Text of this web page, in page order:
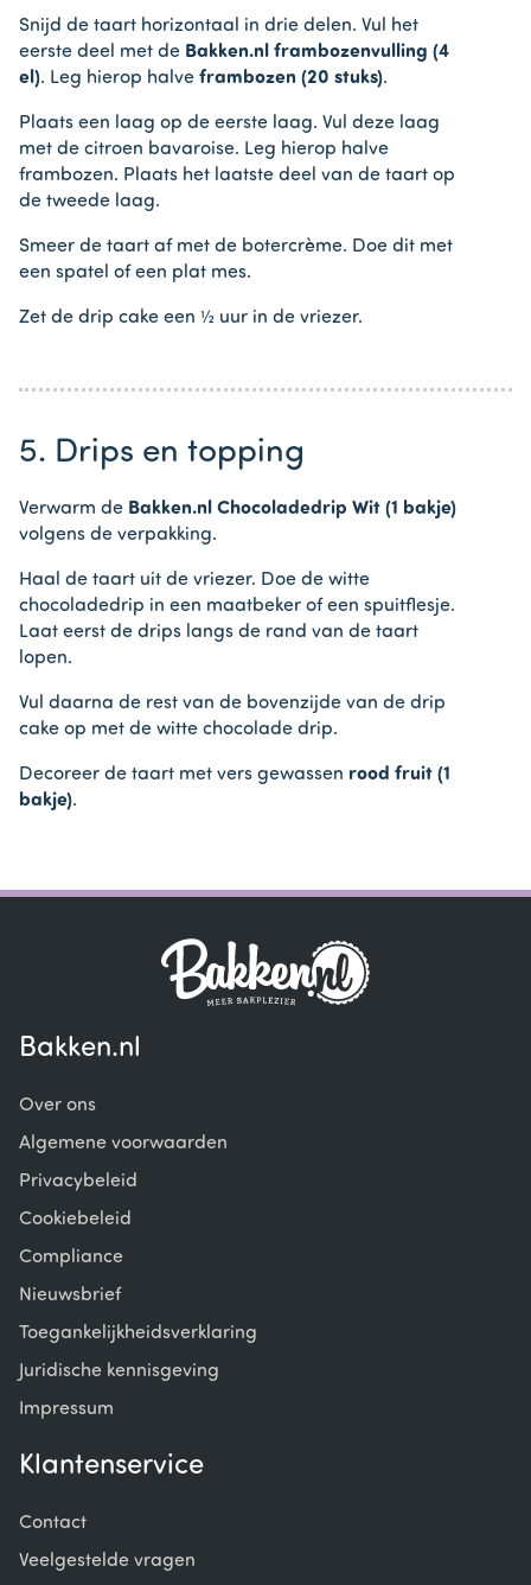
Snijd de taart horizontaal in drie delen. Vul het
eerste deel met de Bakken.nl frambozenvulling (4
el). Leg hierop halve frambozen (20 stuks).
Plaats een laag op de eerste laag. Vul deze laag
met de citroen bavaroise. Leg hierop halve
frambozen. Plaats het laatste deel van de taart op
de tweede laag.
Smeer de taart af met de botercrème. Doe dit met
een spatel of een plat mes.
Zet de drip cake een ½ uur in de vriezer.
5. Drips en topping
Verwarm de Bakken.nl Chocoladedrip Wit (1 bakje)
volgens de verpakking.
Haal de taart uit de vriezer. Doe de witte
chocoladedrip in een maatbeker of een spuitflesje.
Laat eerst de drips langs de rand van de taart
lopen.
Vul daarna de rest van de bovenzijde van de drip
cake op met de witte chocolade drip.
Decoreer de taart met vers gewassen rood fruit (1
bakje).
Bakken.nl
Over ons
Algemene voorwaarden
Privacybeleid
Cookiebeleid
Compliance
Nieuwsbrief
Toegankelijkheidsverklaring
Juridische kennisgeving
Impressum
Klantenservice
Contact
Veelgestelde vragen